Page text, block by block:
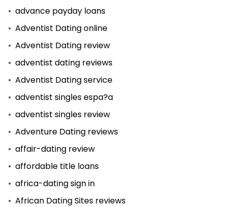
advance payday loans
Adventist Dating online
Adventist Dating review
adventist dating reviews
Adventist Dating service
adventist singles espa?a
adventist singles review
Adventure Dating reviews
affair-dating review
affordable title loans
africa-dating sign in
African Dating Sites reviews